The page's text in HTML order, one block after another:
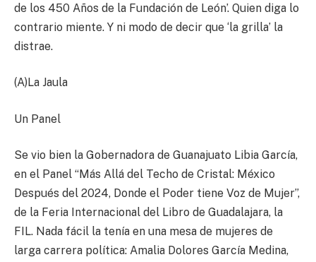
de los 450 Años de la Fundación de León’. Quien diga lo
contrario miente. Y ni modo de decir que ‘la grilla’ la
distrae.
(A)La Jaula
Un Panel
Se vio bien la Gobernadora de Guanajuato Libia García,
en el Panel “Más Allá del Techo de Cristal: México
Después del 2024, Donde el Poder tiene Voz de Mujer”,
de la Feria Internacional del Libro de Guadalajara, la
FIL. Nada fácil la tenía en una mesa de mujeres de
larga carrera política: Amalia Dolores García Medina,